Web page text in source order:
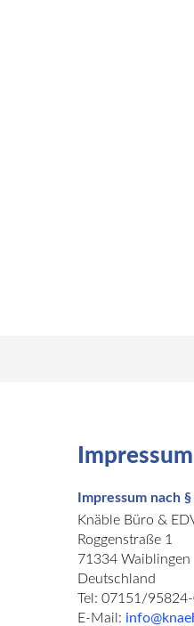
Impressum
Impressum nach
Knäble Büro &
Roggenstraße 1
71334 Waiblingen
Deutschland
Tel: 07151/
E-Mail: